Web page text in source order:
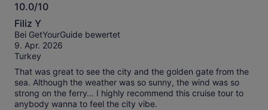
10.0/10
10.0
von
10
Filiz Y
Bei GetYourGuide bewertet
9. Apr. 2026
Turkey
That was great to see the city and the golden gate from the
sea. Although the weather was so sunny, the wind was so
strong on the ferry… I highly recommend this cruise tour to
anybody wanna to feel the city vibe.